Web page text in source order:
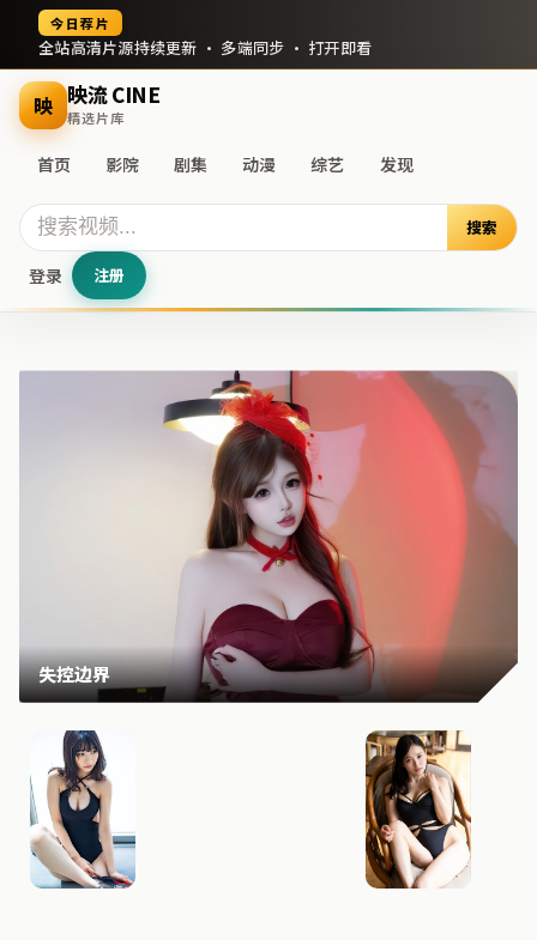
今日荐片
全站高清片源持续更新 · 多端同步 · 打开即看
映 映流 CINE
精选片库
首页 影院 剧集 动漫 综艺 发现
搜索
登录 注册
失控边界